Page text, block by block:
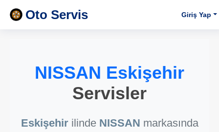
Oto Servis Giriş Yap
NISSAN Eskişehir
Servisler
Eskişehirilinde NISSAN markasında